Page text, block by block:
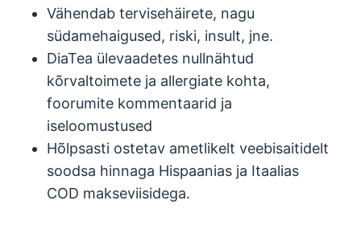
Vähendab tervisehäirete, nagu
südamehaigused, riski, insult, jne.
DiaTea ülevaadetes nullnähtud
kõrvaltoimete ja allergiate kohta,
foorumite kommentaarid ja
iseloomustused
Hõlpsasti ostetav ametlikelt veebisaitidelt
soodsa hinnaga Hispaanias ja Itaalias
COD makseviisidega.